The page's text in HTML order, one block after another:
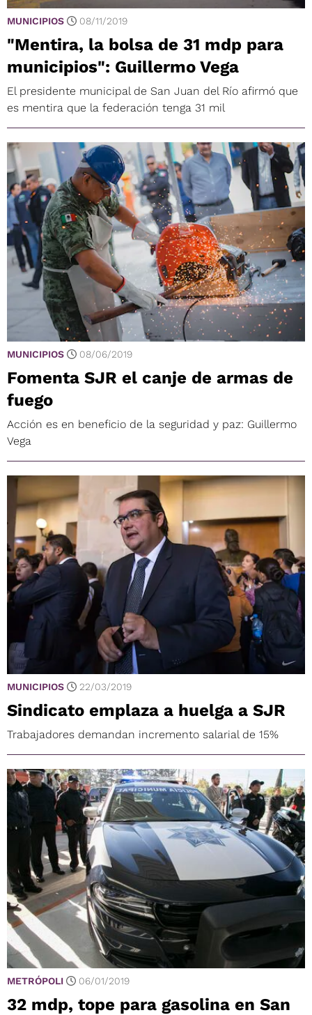
MUNICIPIOS 08/11/2019
"Mentira, la bolsa de 31 mdp para
municipios": Guillermo Vega
El presidente municipal de San Juan del Río afirmó que
es mentira que la federación tenga 31 mil
MUNICIPIOS 08/06/2019
Fomenta SJR el canje de armas de
fuego
Acción es en beneficio de la seguridad y paz: Guillermo
Vega
MUNICIPIOS 22/03/2019
Sindicato emplaza a huelga a SJR
Trabajadores demandan incremento salarial de 15%
METRÓPOLI 06/01/2019
32 mdp, tope para gasolina en San